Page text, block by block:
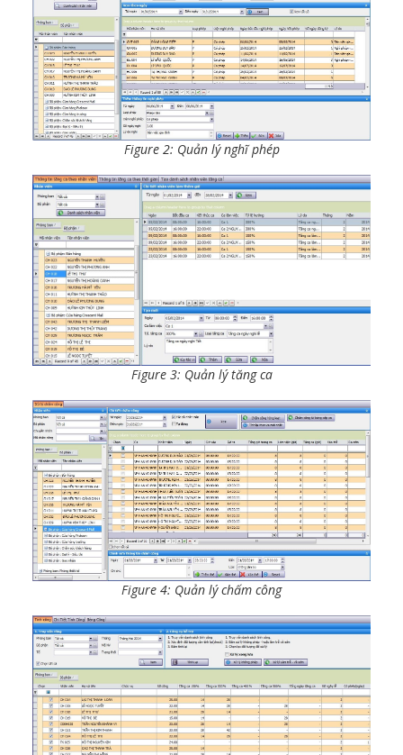
Figure 2: Quản lý nghĩ phép
Figure 3: Quản lý tăng ca
Figure 4: Quản lý chấm công